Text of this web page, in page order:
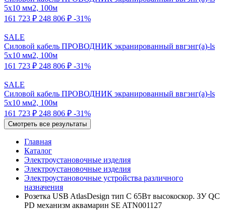
5x10 мм2, 100м
161 723 ₽ 248 806 ₽ -31%
SALE
Силовой кабель ПРОВОДНИК экранированный ввгэнг(a)-ls
5x10 мм2, 100м
161 723 ₽ 248 806 ₽ -31%
SALE
Силовой кабель ПРОВОДНИК экранированный ввгэнг(a)-ls
5x10 мм2, 100м
161 723 ₽ 248 806 ₽ -31%
Смотреть все результаты
Главная
Каталог
Электроустановочные изделия
Электроустановочные изделия
Электроустановочные устройства различного
назначения
Розетка USB AtlasDesign тип C 65Вт высокоскор. ЗУ QC
PD механизм аквамарин SE ATN001127